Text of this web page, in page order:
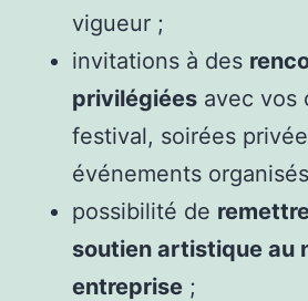
vigueur ;
invitations à des
privilégiées avec vos
festival, soirées
événements
possibilité de
soutien artistique au
entreprise ;